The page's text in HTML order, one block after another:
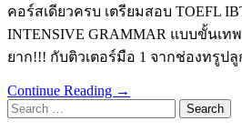
คอร์สเดียวครบ เตรียมสอบ TOEFL
INTENSIVE GRAMMAR แบบขั้นเท
ยาก!!! กับติวเตอร์มือ 1 จากช่องทรูป
Continue Reading →
Search
for: